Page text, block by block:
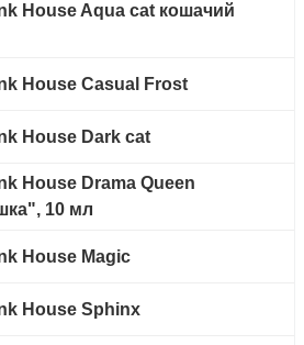
House Aqua cat кошачий
House Casual Frost
House Dark cat
House Drama Queen
10 мл
House Magic
House Sphinx